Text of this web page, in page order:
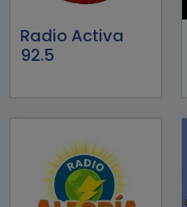
Radio Activa
92.5